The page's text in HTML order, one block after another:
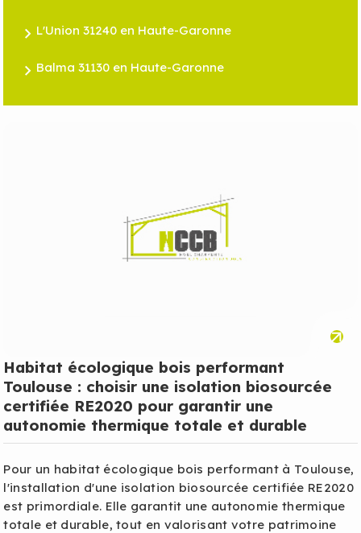
L'Union 31240 en Haute-Garonne
Balma 31130 en Haute-Garonne
Habitat écologique bois performant
Toulouse : choisir une isolation biosourcée
certifiée RE2020 pour garantir une
autonomie thermique totale et durable
Pour un habitat écologique bois performant à Toulouse,
l'installation d'une isolation biosourcée certifiée RE2020
est primordiale. Elle garantit une autonomie thermique
totale et durable, tout en valorisant votre patrimoine